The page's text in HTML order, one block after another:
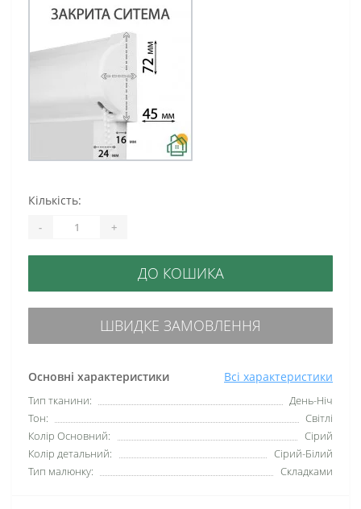
Основні характеристики Всі характеристики
Тип тканини:
День-Ніч
Тон:
Світлі
Колір Основний:
Сірий
Колір детальний:
Сірий-Білий
Тип малюнку:
Складками
Кількість:
- +
ДО КОШИКА
ШВИДКЕ ЗАМОВЛЕННЯ